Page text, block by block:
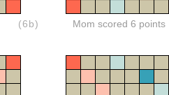
(6b) Mom scored 6 points